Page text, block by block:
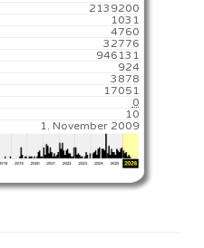
2139200
1031
4760
32776
946131
924️
3878
17051️
0
10
1. November 2009